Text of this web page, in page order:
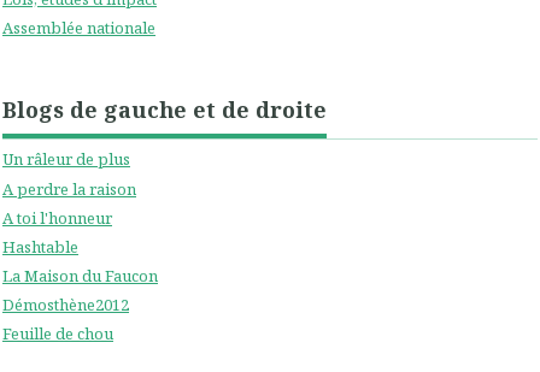
Assemblée nationale
Blogs de gauche et de droite
Un râleur de plus
A perdre la raison
A toi l'honneur
Hashtable
La Maison du Faucon
Démosthène2012
Feuille de chou